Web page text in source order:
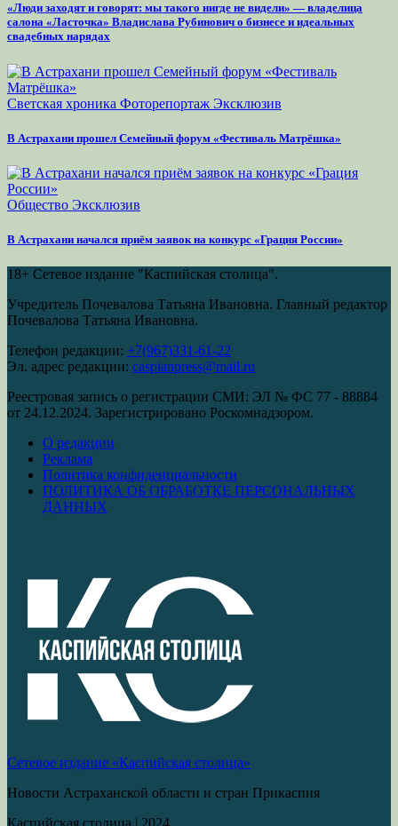
«Люди заходят и говорят: мы такого нигде не видели» — владелица
салона «Ласточка» Владислава Рубинович о бизнесе и идеальных
свадебных нарядах
Светская хроника Фоторепортаж Эксклюзив
В Астрахани прошел Семейный форум «Фестиваль Матрёшка»
Общество Эксклюзив
В Астрахани начался приём заявок на конкурс «Грация России»
18+ Сетевое издание "Каспийская столица".
Учредитель Почевалова Татьяна Ивановна. Главный редактор
Почевалова Татьяна Ивановна.
Телефон редакции: +7(967)331-61-22
Эл. адрес редакции: caspianpress@mail.ru
Реестровая запись о регистрации СМИ: ЭЛ № ФС 77 - 88884
от 24.12.2024. Зарегистрировано Роскомнадзором.
О редакции
Реклама
Политика конфиденциальности
ПОЛИТИКА ОБ ОБРАБОТКЕ ПЕРСОНАЛЬНЫХ
ДАННЫХ
Сетевое издание «Каспийская столица»
Новости Астраханской области и стран Прикаспия